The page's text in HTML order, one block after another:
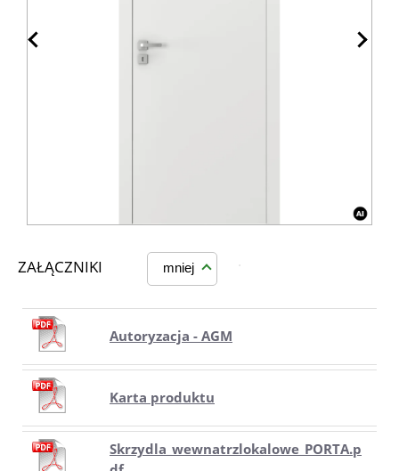
ZAŁĄCZNIKI mniej
Autoryzacja - AGM
Karta produktu
Skrzydla_wewnatrzlokalowe_PORTA.p